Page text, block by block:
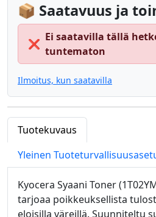
📦 Saatavuus ja
❌
Ei saatavilla tällä
tuntematon
Ilmoitus, kun saatavilla
Tuotekuvaus
Yleinen
Kyocera Syaani Toner
tarjoaa poikkeuksellista
eloisilla väreillä. Suunniteltu